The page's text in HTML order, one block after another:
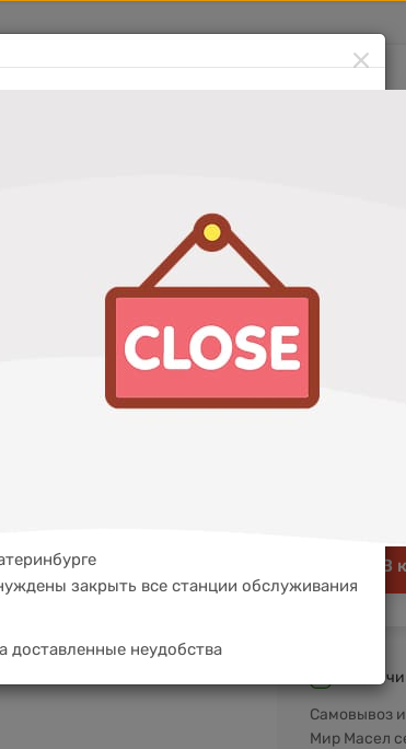
J1324050
J1324050 AG314
С картой
В
В
Самовывоз
Мир Масел
закрыть все станции обслуживания
доставленные неудобства